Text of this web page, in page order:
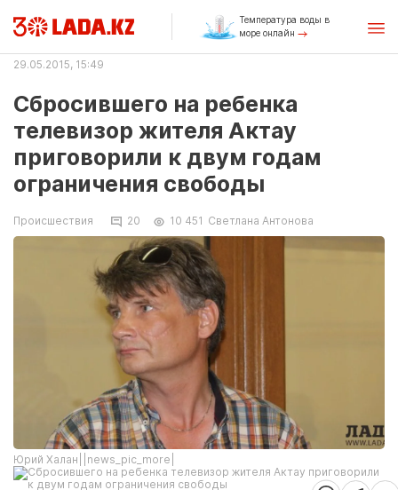
Температура воды в
море онлайн
29.05.2015, 15:49
Сбросившего на ребенка
телевизор жителя Актау
приговорили к двум годам
ограничения свободы
Происшествия 20 10 451 Светлана Антонова
Юрий Халан||news_pic_more|